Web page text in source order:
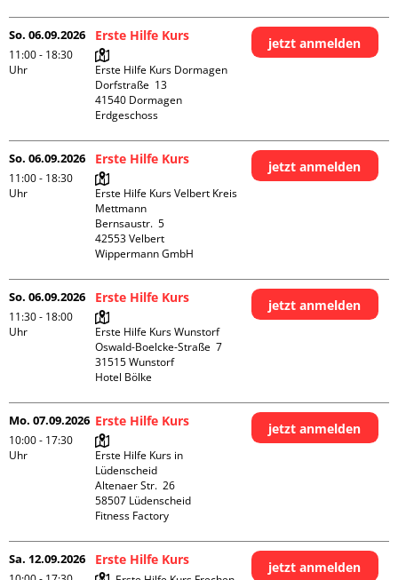
So. 06.09.2026
11:00 - 18:30
Uhr
Erste Hilfe Kurs
Erste Hilfe Kurs Dormagen
Dorfstraße  13
41540 Dormagen
Erdgeschoss
jetzt anmelden
So. 06.09.2026
11:00 - 18:30
Uhr
Erste Hilfe Kurs
Erste Hilfe Kurs Velbert Kreis
Mettmann
Bernsaustr.  5
42553 Velbert
Wippermann GmbH
jetzt anmelden
So. 06.09.2026
11:30 - 18:00
Uhr
Erste Hilfe Kurs
Erste Hilfe Kurs Wunstorf
Oswald-Boelcke-Straße  7
31515 Wunstorf
Hotel Bölke
jetzt anmelden
Mo. 07.09.2026
10:00 - 17:30
Uhr
Erste Hilfe Kurs
Erste Hilfe Kurs in
Lüdenscheid
Altenaer Str.  26
58507 Lüdenscheid
Fitness Factory
jetzt anmelden
Sa. 12.09.2026 Erste Hilfe Kurs jetzt anmelden